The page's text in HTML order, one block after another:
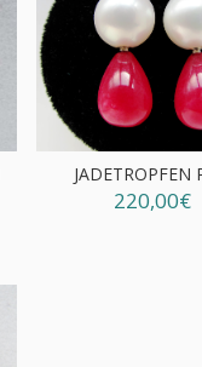
JADETROPFEN
220,00€